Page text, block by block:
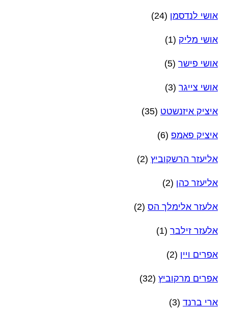
אושי לנדסמן (24)
אושי מליק (1)
אושי פישר (5)
אושי צייגר (3)
איציק איזנשטט (35)
איציק פאמפ (6)
אליעזר הרשקוביץ (2)
אליעזר כהן (2)
אלעזר אלימלך הס (2)
אלעזר זילבר (1)
אפרים ויין (2)
אפרים מרקוביץ (32)
ארי ברנד (3)